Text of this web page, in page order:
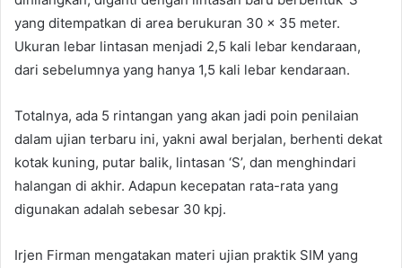
yang ditempatkan di area berukuran 30 x 35 meter.
Ukuran lebar lintasan menjadi 2,5 kali lebar kendaraan,
dari sebelumnya yang hanya 1,5 kali lebar kendaraan.
Totalnya, ada 5 rintangan yang akan jadi poin penilaian
dalam ujian terbaru ini, yakni awal berjalan, berhenti dekat
kotak kuning, putar balik, lintasan ‘S’, dan menghindari
halangan di akhir. Adapun kecepatan rata-rata yang
digunakan adalah sebesar 30 kpj.
Irjen Firman mengatakan materi ujian praktik SIM yang